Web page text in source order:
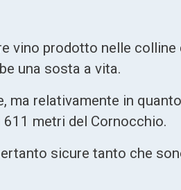
vino prodotto nelle
una sosta a vita.
ma relativamente in
metri del Cornocchio.
sicure tanto che